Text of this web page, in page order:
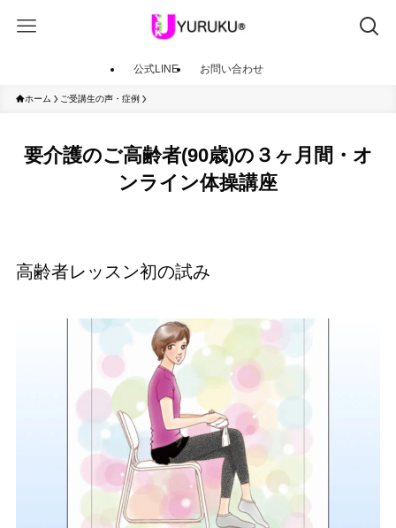
公式LINE お問い合わせ
ホーム ご受講生の声・症例
要介護のご高齢者(90歳)の３ヶ月間・オ
ンライン体操講座
高齢者レッスン初の試み